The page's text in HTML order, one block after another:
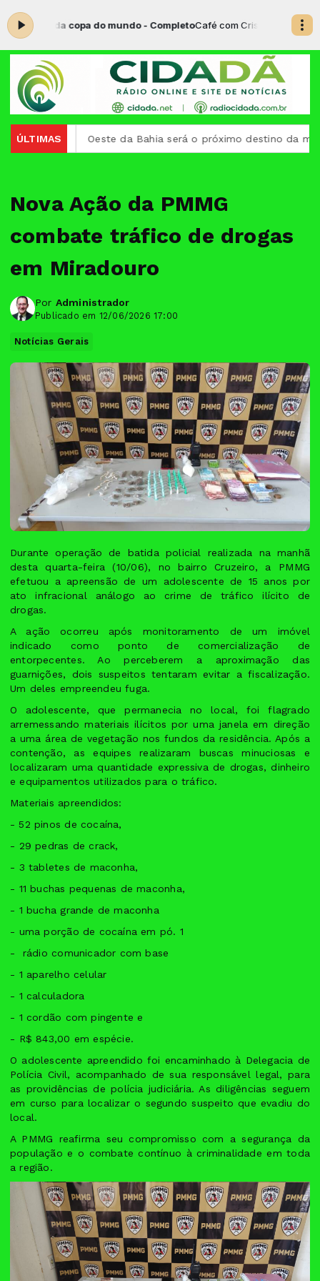
da copa do mundo - CompletoCafé com Cristo das 07:00 às
ÚLTIMASOeste da Bahia será o próximo destino da maior
Nova Ação da PMMG
combate tráfico de drogas
em Miradouro
Por Administrador
Publicado em 12/06/2026 17:00
Notícias Gerais
Durante operação de batida policial realizada na manhã
desta quarta-feira (10/06), no bairro Cruzeiro, a PMMG
efetuou a apreensão de um adolescente de 15 anos por
ato infracional análogo ao crime de tráfico ilícito de
drogas.
A ação ocorreu após monitoramento de um imóvel
indicado como ponto de comercialização de
entorpecentes. Ao perceberem a aproximação das
guarnições, dois suspeitos tentaram evitar a fiscalização.
Um deles empreendeu fuga.
O adolescente, que permanecia no local, foi flagrado
arremessando materiais ilícitos por uma janela em direção
a uma área de vegetação nos fundos da residência. Após a
contenção, as equipes realizaram buscas minuciosas e
localizaram uma quantidade expressiva de drogas, dinheiro
e equipamentos utilizados para o tráfico.
Materiais apreendidos:
- 52 pinos de cocaína,
- ⁠29 pedras de crack,
- ⁠3 tabletes de maconha,
- ⁠11 buchas pequenas de maconha,
- ⁠1 bucha grande de maconha
- ⁠uma porção de cocaína em pó. 1
- ⁠ rádio comunicador com base
- ⁠1 aparelho celular
- ⁠1 calculadora
- ⁠1 cordão com pingente e
- ⁠R$ 843,00 em espécie.
O adolescente apreendido foi encaminhado à Delegacia de
Polícia Civil, acompanhado de sua responsável legal, para
as providências de polícia judiciária. As diligências seguem
em curso para localizar o segundo suspeito que evadiu do
local.
A PMMG reafirma seu compromisso com a segurança da
população e o combate contínuo à criminalidade em toda
a região.